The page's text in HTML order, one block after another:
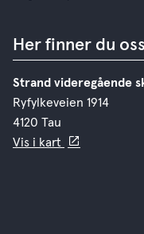
Her finner du oss
Strand videregående
Ryfylkeveien 1914
4120 Tau
Vis i kart